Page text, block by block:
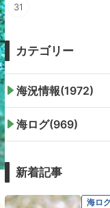
31
カテゴリー
海況情報(1972)
海ログ(969)
新着記事
海ロ